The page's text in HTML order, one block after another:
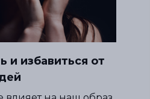
и избавиться от